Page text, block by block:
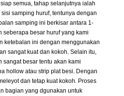
semua, tahap selanjutnya ialah
samping huruf, tentunya dengan
samping ini berkisar antara 1-
seberapa besar huruf yang kami
ketebalan ini dengan menggunakan
sangat kuat dan kokoh. Selain itu,
besar tentu akan kami
hollow atau strip plat besi. Dengan
dan tetap kuat kokoh. Proses
bagian yang dgunakan untuk